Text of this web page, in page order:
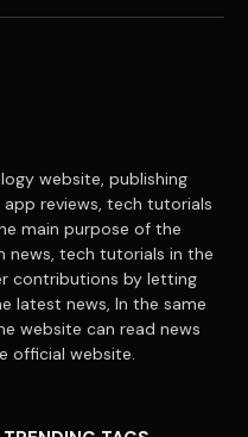
website, publishing
reviews, tech tutorials
main purpose of the
tech tutorials in the
contributions by letting
latest news, In the same
website can read news
official website.